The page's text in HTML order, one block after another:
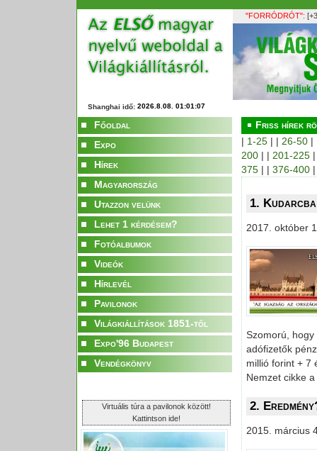
"FORRÓDRÓT":
Shanghai idő:
Főoldal
Expo
Hírek
Magyarország
Utazzon velünk
Lehet 1 kérdésem?
Fotóalbumok
Videók
Hírlevél
Pavilonok
Világkiállítások 1851-től
Expo'96 Budapest
Vendégkönyv
Virtuális túra a pavilonok között!
Kattintson ide!
Friss hírek
| 1-25 | | 26-50 |
200 | | 201-225
375 | | 376-400
1.
2017. október
Szomorú,
adófizetők
millió forint + 7
Nemzet cikke
2.
2015. március